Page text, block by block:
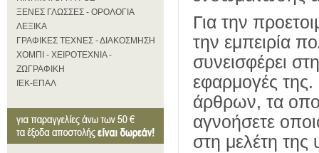
ΞΕΝΕΣ ΓΛΩΣΣΕΣ - ΟΡΟΛΟΓΙΑ
ΛΕΞΙΚΑ
ΓΡΑΦΙΚΕΣ ΤΕΧΝΕΣ - ΔΙΑΚΟΣΜΗΣΗ
ΧΟΜΠΙ - ΧΕΙΡΟΤΕΧΝΙΑ -
ΖΩΓΡΑΦΙΚΗ
ΙΕΚ-ΕΠΑΛ
Για την
την εμπειρία
συνεισφέρει
εφαρμογές της.
άρθρων, τα
αγνοήσετε
στη μελέτη της